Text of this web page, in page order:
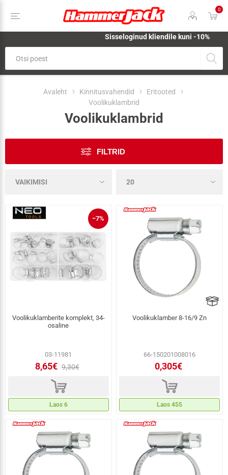
0
Sisseloginud kliendile kuni -10%
Avaleht Kinnitusvahendid
Eritooted
Voolikuklambrid
Voolikuklambrid
FILTRID
−7%
Voolikuklamberite komplekt, 34-
osaline
03-11981
8,65€ 9,30€
d
Laos 6
Voolikuklamber 8-16/9 Zn
66-150201008016
0,305€
d
Laos 455